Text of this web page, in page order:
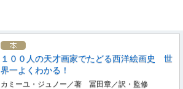
１００人の天才画家でたどる西洋絵画史 世
界一よくわかる！
カミーユ・ジュノー／著 冨田章／訳・監修